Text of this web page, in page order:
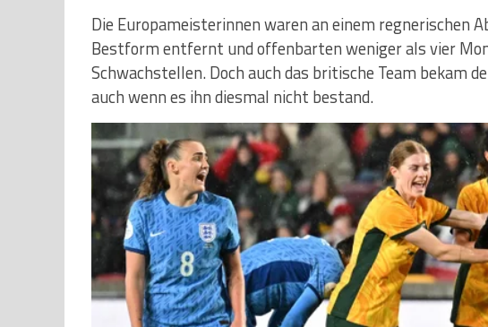
Die Europameisterinnen waren an einem regnerischen
Bestform entfernt und offenbarten weniger als vier
Schwachstellen. Doch auch das britische Team bekam
auch wenn es ihn diesmal nicht bestand.